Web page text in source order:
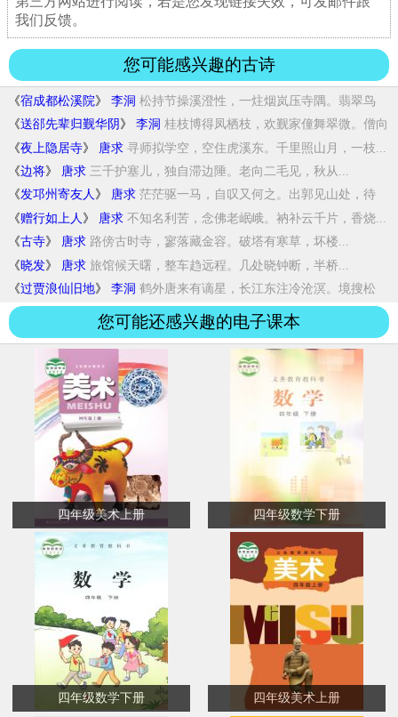
我们反馈。
您可能感兴趣的古诗
《宿成都松溪院》 李洞 松持节操溪澄性，一炷烟岚压寺隅。翡翠鸟
飞...
《送郤先辈归觐华阴 》 李洞 桂枝博得凤栖枝，欢觐家僮舞翠微。僧向
瀑泉...
《夜上隐居寺》 唐求 寻师拟学空，空住虎溪东。千里照山月，一枝...
《边将》 唐求 三千护塞儿，独自滞边陲。老向二毛见，秋从...
《发邛州寄友人 》 唐求 茫茫驱一马，自叹又何之。出郭见山处，待
船...
《赠行如上人 》 唐求 不知名利苦，念佛老岷峨。衲补云千片，香烧...
《古寺》 唐求 路傍古时寺，寥落藏金容。破塔有寒草，坏楼...
《晓发》 唐求 旅馆候天曙，整车趋远程。几处晓钟断，半桥...
《过贾浪仙旧地》 李洞 鹤外唐来有谪星，长江东注冷沧溟。境搜松
雪...
您可能还感兴趣的电子课本
四年级美术上册 四年级数学下册
四年级数学下册 四年级美术上册